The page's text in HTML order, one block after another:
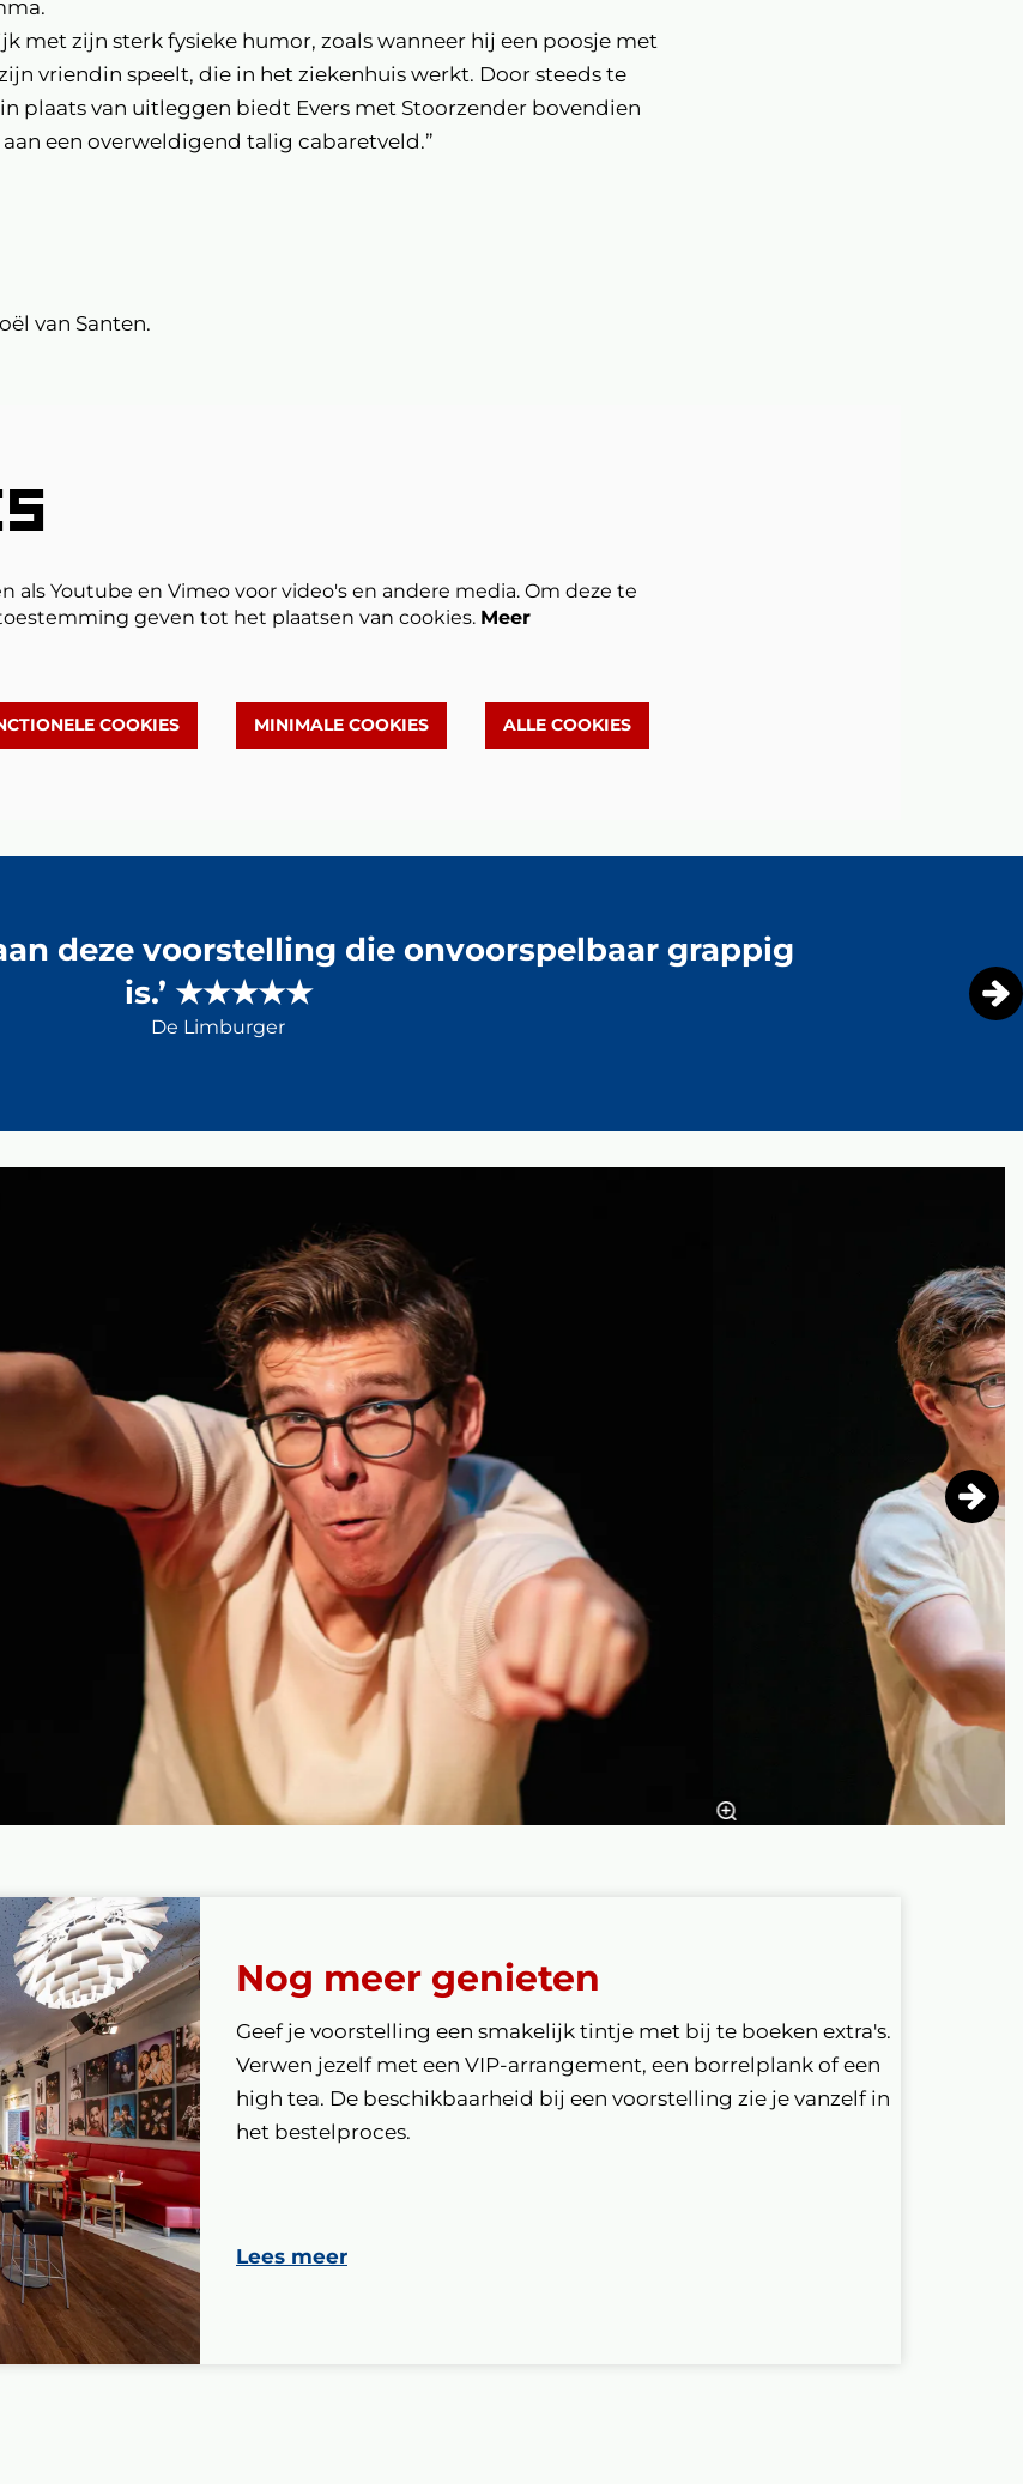
met zijn sterk fysieke humor, zoals wanneer hij een poosje met
vriendin speelt, die in het ziekenhuis werkt. Door steeds te
plaats van uitleggen biedt Evers met Stoorzender bovendien
een overweldigend talig cabaretveld.”
van Santen.
als Youtube en Vimeo voor video's en andere media. Om deze te
geven tot het plaatsen van cookies. Meer
COOKIES MINIMALE COOKIES ALLE COOKIES
deze voorstelling die onvoorspelbaar grappig
is.’ ★★★★★
De Limburger
Inzoomen
Nog meer genieten
Geef je voorstelling een smakelijk tintje met bij te boeken extra's.
Verwen jezelf met een VIP-arrangement, een borrelplank of een
high tea. De beschikbaarheid bij een voorstelling zie je vanzelf in
het bestelproces.
Lees meer